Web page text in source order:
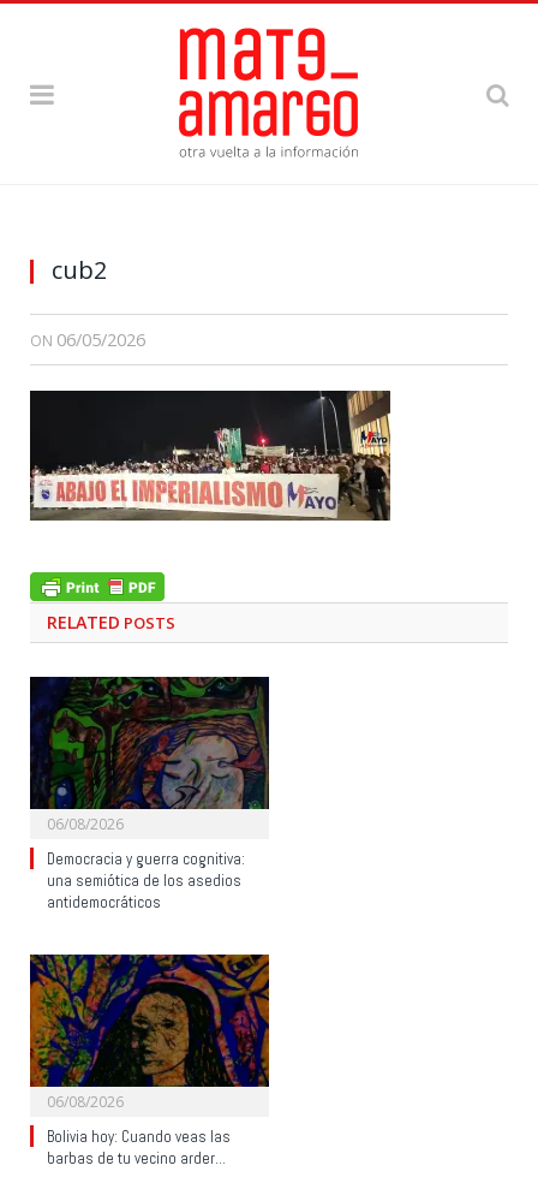
cub2
ON 06/05/2026
RELATED POSTS
06/08/2026
Democracia y guerra cognitiva:
una semiótica de los asedios
antidemocráticos
06/08/2026
Bolivia hoy: Cuando veas las
barbas de tu vecino arder…